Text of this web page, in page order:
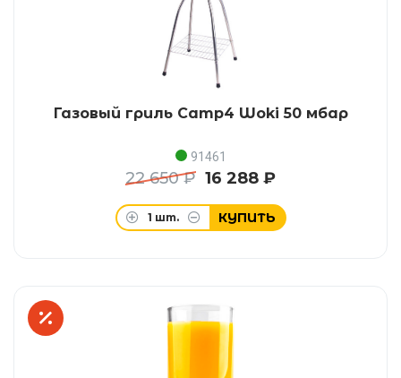
Газовый гриль Camp4 Woki 50 мбар
91461
22 650 ₽ 16 288 ₽
1 шт. КУПИТЬ